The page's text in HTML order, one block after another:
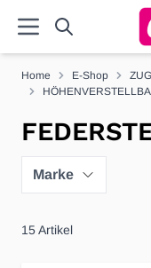
Home E-Shop
Marke
15Artikel